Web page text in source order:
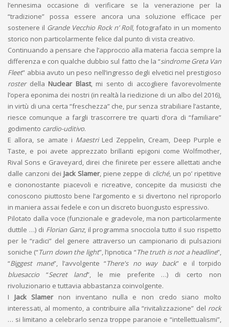
l’ennesima occasione di verificare se la venerazione per la
“tradizione” possa essere ancora una soluzione efficace per
sostenere il Grande Vecchio Rock n’ Roll, fotografato in un momento
storico non particolarmente felice dal punto di vista creativo.
Continuando a pensare che l’approccio alla materia faccia sempre la
differenza e con qualche dubbio sul fatto che la “sindrome Greta Van
Fleet” abbia avuto un peso nell’ingresso degli elvetici nel prestigioso
rosterdella Nuclear Blast, mi sento di accogliere favorevolmente
l’opera eponima dei nostri (in realtà la riedizione di un albo del 2016),
in virtù di una certa “freschezza” che, pur senza strabiliare l’astante,
riesce comunque a fargli trascorrere tre quarti d’ora di “familiare”
godimento cardio-uditivo.
E allora, se amate i MaestriLed Zeppelin, Cream, Deep Purple e
Taste, e poi avete apprezzato brillanti epigoni come Wolfmother,
Rival Sons e Graveyard, direi che finirete per essere allettati anche
dalle canzoni dei Jack Slamer, piene zeppe di cliché, un po’ ripetitive
e ciononostante piacevoli e ricreative, concepite da musicisti che
conoscono piuttosto bene l’argomento e si divertono nel riproporlo
in maniera assai fedele e con un discreto buongusto espressivo.
Pilotato dalla voce (funzionale e gradevole, ma non particolarmente
duttile …) di Florian Ganz, il programma snocciola tutto il suo rispetto
per le “radici” del genere attraverso un campionario di pulsazioni
soniche (“Turn down the light”, l’ipnotica “The truth is not a headline”,
“Biggest mane”, l’avvolgente “There's no way back” e il torpido
bluesaccio “Secret land”, le mie preferite …) di certo non
rivoluzionario e tuttavia abbastanza coinvolgente.
I Jack Slamernon inventano nulla e non credo siano molto
interessati, al momento, a contribuire alla “rivitalizzazione” del rock
… si limitano a celebrarlo senza troppe paranoie e “intellettualismi”,